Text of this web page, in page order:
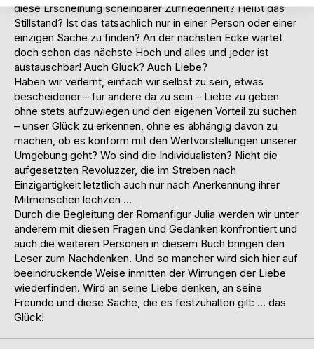
diese Erscheinung scheinbarer Zufriedenheit? Heißt das
Stillstand? Ist das tatsächlich nur in einer Person oder einer
einzigen Sache zu finden? An der nächsten Ecke wartet
doch schon das nächste Hoch und alles und jeder ist
austauschbar! Auch Glück? Auch Liebe?
Haben wir verlernt, einfach wir selbst zu sein, etwas
bescheidener – für andere da zu sein – Liebe zu geben
ohne stets aufzuwiegen und den eigenen Vorteil zu suchen
– unser Glück zu erkennen, ohne es abhängig davon zu
machen, ob es konform mit den Wertvorstellungen unserer
Umgebung geht? Wo sind die Individualisten? Nicht die
aufgesetzten Revoluzzer, die im Streben nach
Einzigartigkeit letztlich auch nur nach Anerkennung ihrer
Mitmenschen lechzen ...
Durch die Begleitung der Romanfigur Julia werden wir unter
anderem mit diesen Fragen und Gedanken konfrontiert und
auch die weiteren Personen in diesem Buch bringen den
Leser zum Nachdenken. Und so mancher wird sich hier auf
beeindruckende Weise inmitten der Wirrungen der Liebe
wiederfinden. Wird an seine Liebe denken, an seine
Freunde und diese Sache, die es festzuhalten gilt: ... das
Glück!